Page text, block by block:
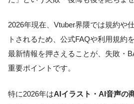
2026年現在、Vtuber界隈では規約や
トされるため、公式FAQや利用規約
最新情報を押さえることが、失敗・
重要ポイントです。
特に2026年はAIイラスト・AI音声の